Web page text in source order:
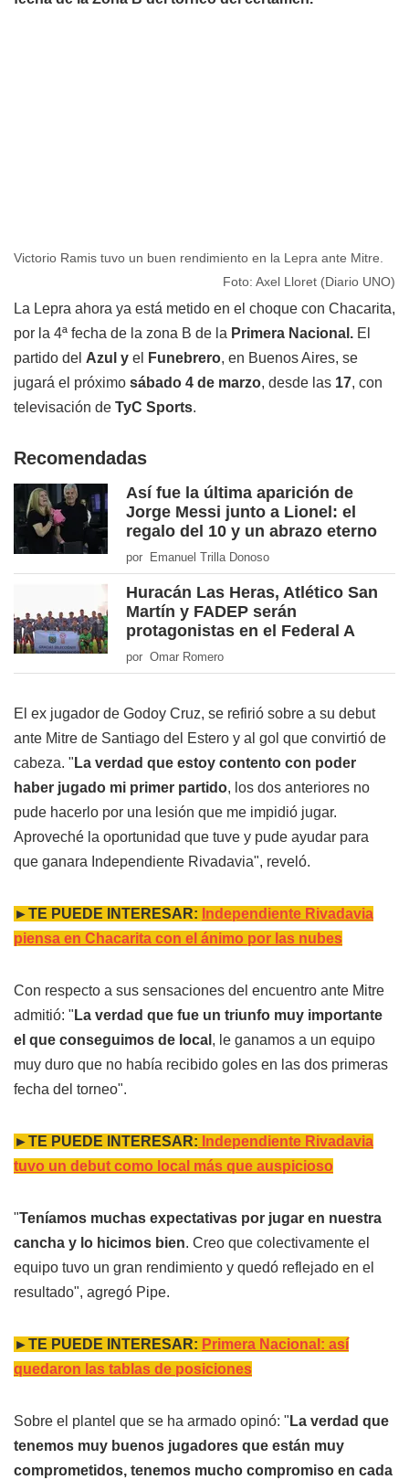
Victorio Ramis tuvo un buen rendimiento en la Lepra ante Mitre.
Foto: Axel Lloret (Diario UNO)
La Lepra ahora ya está metido en el choque con Chacarita,
por la 4ª fecha de la zona B de la Primera Nacional. El
partido del Azul y el Funebrero, en Buenos Aires, se
jugará el próximo sábado 4 de marzo, desde las 17, con
televisación de TyC Sports.
Recomendadas
Así fue la última aparición de
Jorge Messi junto a Lionel: el
regalo del 10 y un abrazo eterno
por Emanuel Trilla Donoso
Huracán Las Heras, Atlético San
Martín y FADEP serán
protagonistas en el Federal A
por Omar Romero
El ex jugador de Godoy Cruz, se refirió sobre a su debut
ante Mitre de Santiago del Estero y al gol que convirtió de
cabeza. " La verdad que estoy contento con poder
haber jugado mi primer partido, los dos anteriores no
pude hacerlo por una lesión que me impidió jugar.
Aproveché la oportunidad que tuve y pude ayudar para
que ganara Independiente Rivadavia", reveló.
►TE PUEDE INTERESAR: Independiente Rivadavia
piensa en Chacarita con el ánimo por las nubes
Con respecto a sus sensaciones del encuentro ante Mitre
admitió: " La verdad que fue un triunfo muy importante
el que conseguimos de local , le ganamos a un equipo
muy duro que no había recibido goles en las dos primeras
fecha del torneo".
►TE PUEDE INTERESAR: Independiente Rivadavia
tuvo un debut como local más que auspicioso
"Teníamos muchas expectativas por jugar en nuestra
cancha y lo hicimos bien. Creo que colectivamente el
equipo tuvo un gran rendimiento y quedó reflejado en el
resultado", agregó Pipe.
►TE PUEDE INTERESAR: Primera Nacional: así
quedaron las tablas de posiciones
Sobre el plantel que se ha armado opinó: " La verdad que
tenemos muy buenos jugadores que están muy
comprometidos, tenemos mucho compromiso en cada